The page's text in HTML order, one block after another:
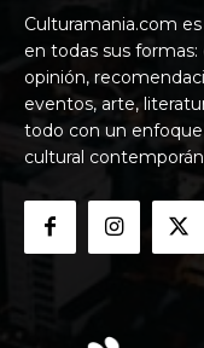
Culturamania.com
en todas sus
opinión,
eventos, arte,
todo con un enfoque
cultural